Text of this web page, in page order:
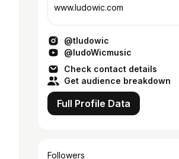
www.ludowic.com
@tludowic
@ludoWicmusic
Check contact details
Get audience breakdown
Full Profile Data
Followers